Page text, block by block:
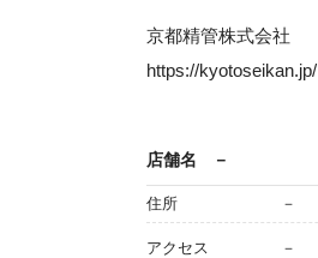
京都精管株式会社
https://kyotoseikan.jp/
店舗名 －
住所 －
アクセス －